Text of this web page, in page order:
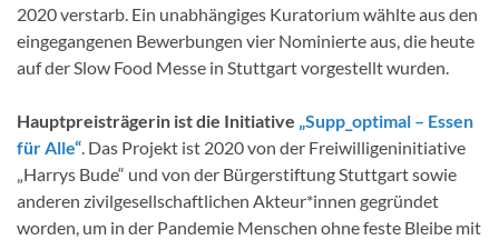
2020 verstarb. Ein unabhängiges Kuratorium wählte aus den
eingegangenen Bewerbungen vier Nominierte aus, die heute
auf der Slow Food Messe in Stuttgart vorgestellt wurden.
Hauptpreisträgerin ist die Initiative „Supp_optimal – Essen
für Alle“. Das Projekt ist 2020 von der Freiwilligeninitiative
„Harrys Bude“ und von der Bürgerstiftung Stuttgart sowie
anderen zivilgesellschaftlichen Akteur*innen gegründet
worden, um in der Pandemie Menschen ohne feste Bleibe mit